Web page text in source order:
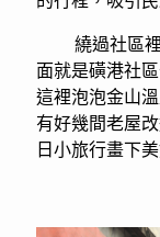
繞過社區裡
面就是磺港社
這裡泡泡金山
有好幾間老屋
日小旅行畫下